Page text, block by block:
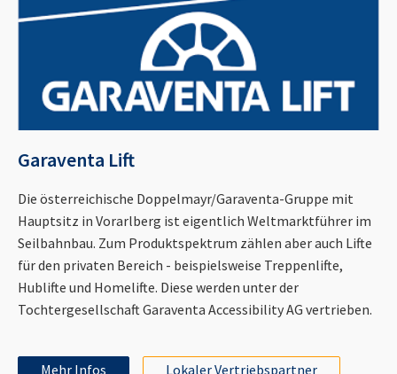
Garaventa Lift
Die österreichische Doppelmayr/Garaventa-Gruppe mit
Hauptsitz in Vorarlberg ist eigentlich Weltmarktführer im
Seilbahnbau. Zum Produktspektrum zählen aber auch Lifte
für den privaten Bereich - beispielsweise Treppenlifte,
Hublifte und Homelifte. Diese werden unter der
Tochtergesellschaft Garaventa Accessibility AG vertrieben.
Mehr Infos Lokaler Vertriebspartner